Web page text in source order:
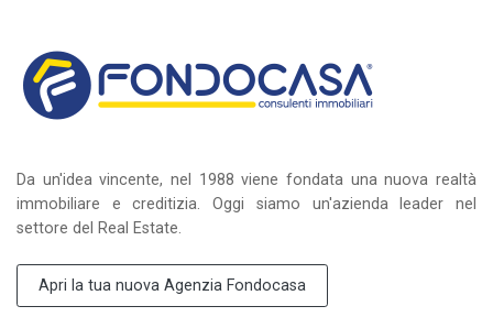
Da un'idea vincente, nel 1988 viene fondata una nuova realtà
immobiliare e creditizia. Oggi siamo un'azienda leader nel
settore del Real Estate.
Apri la tua nuova Agenzia Fondocasa